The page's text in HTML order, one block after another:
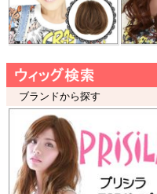
ブランドから探す